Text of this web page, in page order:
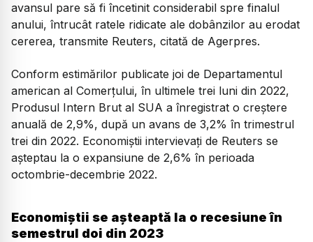
avansul pare să fi încetinit considerabil spre finalul
anului, întrucât ratele ridicate ale dobânzilor au erodat
cererea, transmite Reuters, citată de Agerpres.
Conform estimărilor publicate joi de Departamentul
american al Comerţului, în ultimele trei luni din 2022,
Produsul Intern Brut al SUA a înregistrat o creştere
anuală de 2,9%, după un avans de 3,2% în trimestrul
trei din 2022. Economiştii intervievaţi de Reuters se
aşteptau la o expansiune de 2,6% în perioada
octombrie-decembrie 2022.
Economiștii se așteaptă la o recesiune în
semestrul doi din 2023